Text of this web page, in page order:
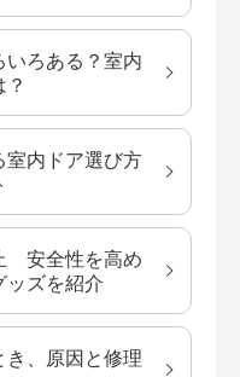
いろある？室内
室内ドア選び方
安全性を高め
ッズを紹介
き、原因と修理